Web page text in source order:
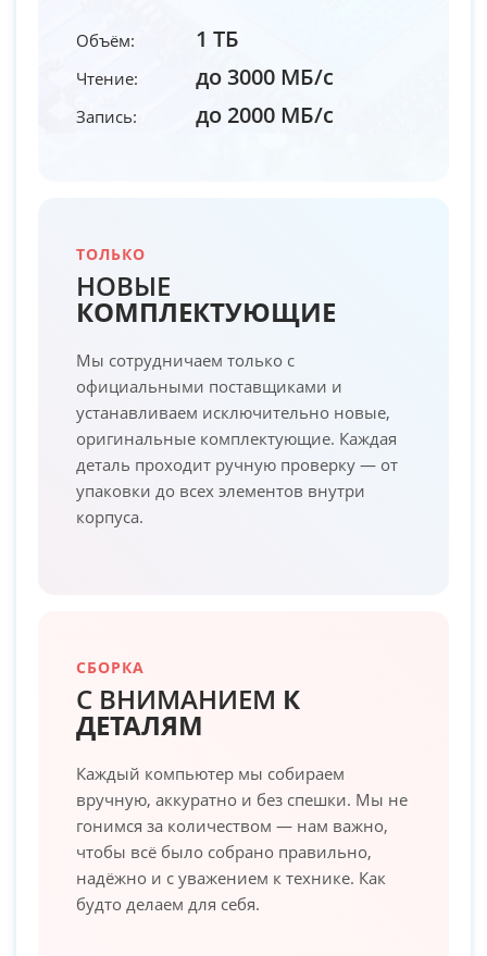
Объём: 1 ТБ
Чтение: до 3000 МБ/с
Запись: до 2000 МБ/с
ТОЛЬКО
НОВЫЕ
КОМПЛЕКТУЮЩИЕ
Мы сотрудничаем только с
официальными поставщиками и
устанавливаем исключительно новые,
оригинальные комплектующие. Каждая
деталь проходит ручную проверку — от
упаковки до всех элементов внутри
корпуса.
СБОРКА
С ВНИМАНИЕМ К
ДЕТАЛЯМ
Каждый компьютер мы собираем
вручную, аккуратно и без спешки. Мы не
гонимся за количеством — нам важно,
чтобы всё было собрано правильно,
надёжно и с уважением к технике. Как
будто делаем для себя.